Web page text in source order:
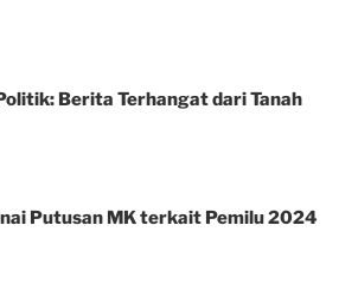
Berita Terhangat dari Tanah
Putusan MK terkait Pemilu 2024